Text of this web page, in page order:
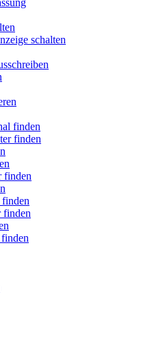
schalten
finden
finden
finden
finden
finden